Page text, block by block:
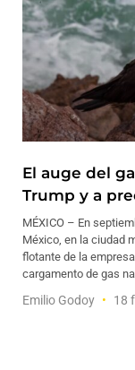
El auge del
Trump y a
MÉXICO – En
México, en la ciudad
flotante de la
cargamento de gas
Emilio Godoy 18